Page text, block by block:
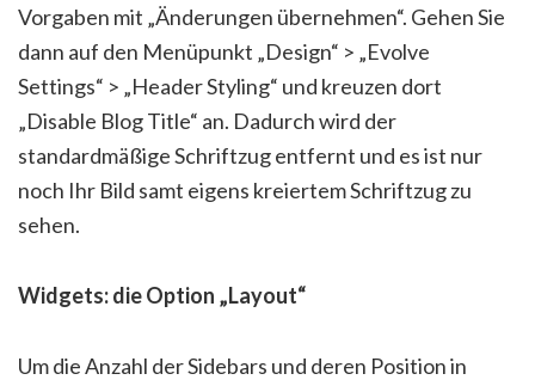
Vorgaben mit „Änderungen übernehmen“. Gehen Sie
dann auf den Menüpunkt „Design“ > „Evolve
Settings“ > „Header Styling“ und kreuzen dort
„Disable Blog Title“ an. Dadurch wird der
standardmäßige Schriftzug entfernt und es ist nur
noch Ihr Bild samt eigens kreiertem Schriftzug zu
sehen.
Widgets: die Option „Layout“
Um die Anzahl der Sidebars und deren Position in